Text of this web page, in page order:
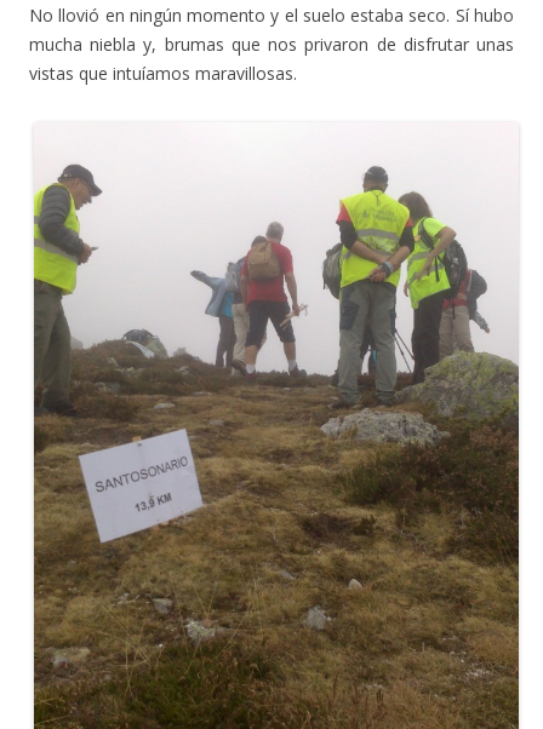
No llovió en ningún momento y el suelo estaba seco. Sí hubo
mucha niebla y, brumas que nos privaron de disfrutar unas
vistas que intuíamos maravillosas.